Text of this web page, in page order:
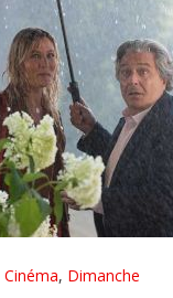
Cinéma, Dimanche